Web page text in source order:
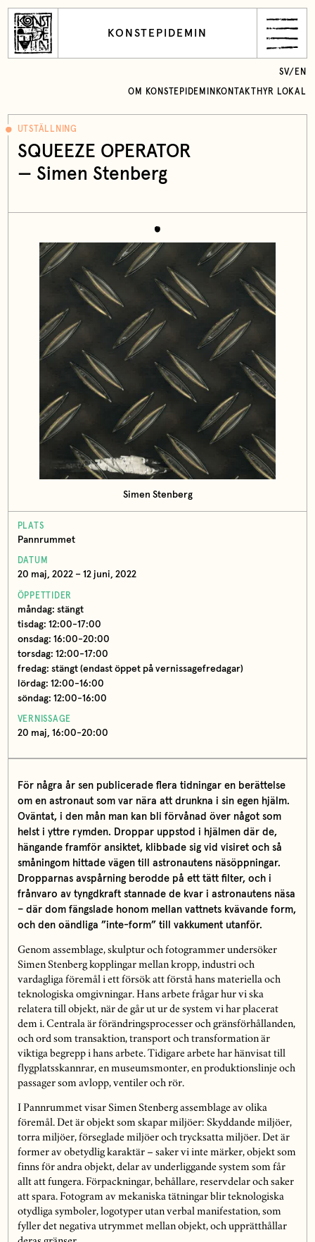
KONSTEPIDEMIN
OM KONSTEPIDEMIN KONTAKT HYR LOKAL
SV/ EN
UTSTÄLLNING
SQUEEZE OPERATOR
— Simen Stenberg
Simen Stenberg
PLATS
Pannrummet
DATUM
20 maj, 2022 – 12 juni, 2022
ÖPPETTIDER
måndag: stängt
tisdag: 12:00-17:00
onsdag: 16:00-20:00
torsdag: 12:00-17:00
fredag: stängt (endast öppet på vernissagefredagar)
lördag: 12:00-16:00
söndag: 12:00-16:00
VERNISSAGE
20 maj, 16:00-20:00
För några år sen publicerade flera tidningar en berättelse
om en astronaut som var nära att drunkna i sin egen hjälm.
Oväntat, i den mån man kan bli förvånad över något som
helst i yttre rymden. Droppar uppstod i hjälmen där de,
hängande framför ansiktet, klibbade sig vid visiret och så
småningom hittade vägen till astronautens näsöppningar.
Dropparnas avspårning berodde på ett tätt filter, och i
frånvaro av tyngdkraft stannade de kvar i astronautens näsa
– där dom fängslade honom mellan vattnets kvävande form,
och den oändliga ”inte-form” till vakkument utanför.
Genom assemblage, skulptur och fotogrammer undersöker
Simen Stenberg kopplingar mellan kropp, industri och
vardagliga föremål i ett försök att förstå hans materiella och
teknologiska omgivningar. Hans arbete frågar hur vi ska
relatera till objekt, när de går ut ur de system vi har placerat
dem i. Centrala är förändringsprocesser och gränsförhållanden,
och ord som transaktion, transport och transformation är
viktiga begrepp i hans arbete. Tidigare arbete har hänvisat till
flygplatsskannrar, en museumsmonter, en produktionslinje och
passager som avlopp, ventiler och rör.
I Pannrummet visar Simen Stenberg assemblage av olika
föremål. Det är objekt som skapar miljöer: Skyddande miljöer,
torra miljöer, förseglade miljöer och trycksatta miljöer. Det är
former av obetydlig karaktär – saker vi inte märker, objekt som
finns för andra objekt, delar av underliggande system som får
allt att fungera. Förpackningar, behållare, reservdelar och saker
att spara. Fotogram av mekaniska tätningar blir teknologiska
otydliga symboler, logotyper utan verbal manifestation, som
fyller det negativa utrymmet mellan objekt, och upprätthållar